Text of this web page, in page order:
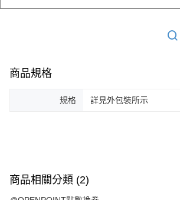
商品規格
規格 詳見外包裝所示
商品相關分類 (2)